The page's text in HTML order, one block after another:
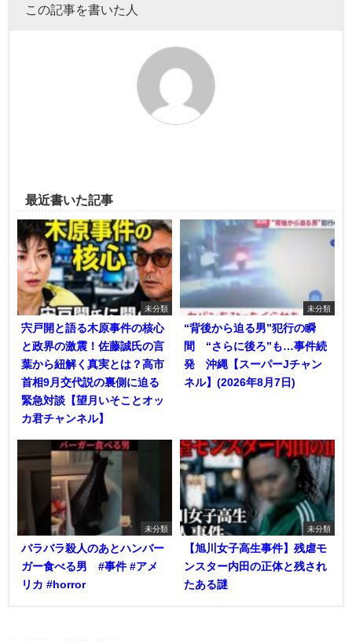
この記事を書いた人
最近書いた記事
未分類
宍戸開と語る木原事件の核心
と政界の激震！佐藤誠氏の言
葉から紐解く真実とは？高市
首相9月交代説の裏側に迫る
緊急対談【望月いそことオッ
カ君チャンネル】
未分類
“背後から迫る男”犯行の瞬
間 “さらに後ろ”も…事件続
発 沖縄【スーパーJチャン
ネル】(2026年8月7日)
未分類
バラバラ殺人のあとハンバー
ガー食べる男 #事件 #アメ
リカ #horror
未分類
【旭川女子高生事件】残虐モ
ンスター内田の正体と残され
たある謎